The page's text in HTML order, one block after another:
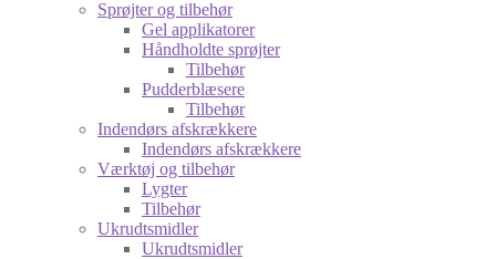
Sprøjter og tilbehør
Gel applikatorer
Håndholdte sprøjter
Tilbehør
Pudderblæsere
Tilbehør
Indendørs afskrækkere
Indendørs afskrækkere
Værktøj og tilbehør
Lygter
Tilbehør
Ukrudtsmidler
Ukrudtsmidler